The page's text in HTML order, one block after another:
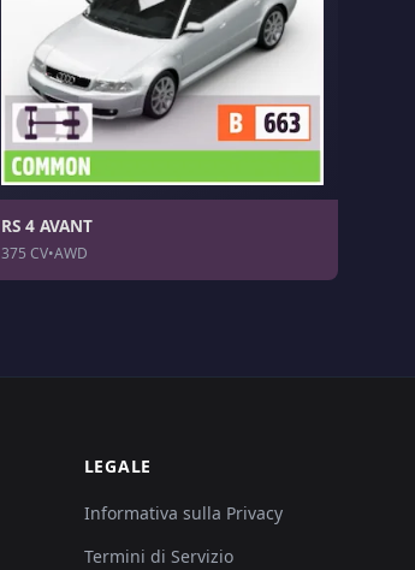
RS 4 AVANT
375 CV•AWD
LEGALE
Informativa sulla Privacy
Termini di Servizio